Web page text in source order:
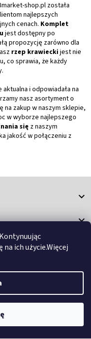
ich użycie.Więcej
shop.pl została
najlepszych
cenach. Komplet
jest dostępny po
propozycję zarówno dla
rzep krawieckijest nie
co sprawia, że każdy
i odpowiadała na
nasz asortyment o
na zakup w naszym sklepie,
w wyborze najlepszego
się z naszym
jakość w połączeniu z
zastrzeżone.